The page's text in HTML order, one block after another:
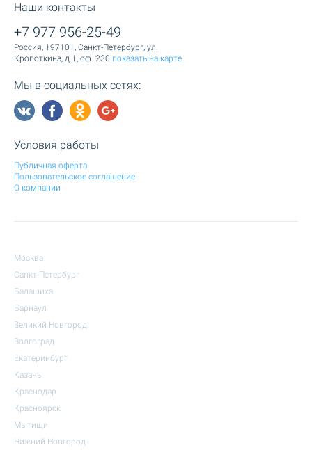
Наши контакты
+7 977 956-25-49
Россия, 197101, Санкт-Петербург, ул.
Кропоткина, д.1, оф. 230 показать на карте
Мы в социальных сетях:
Условия работы
Публичная оферта
Пользовательское соглашение
О компании
Москва
Санкт-Петербург
Балашиха
Барнаул
Великий Новгород
Волгоград
Екатеринбург
Казань
Краснодар
Красноярск
Мытищи
Нижний Новгород